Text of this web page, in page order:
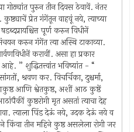
गोठ्यांत पुरुन तीन दिवस ठेवावें. नंतर
प्रेत गंगेंतून वाहवूं नये, त्याच्या
पूर्ण करुन विधीनें
करुन गंगेंत त्या अस्थि टाकाव्या.
करावीं. असा हा प्रकार
आहे. ” शुद्धितत्त्वांत भविष्यांत - “
श्रवण कर. विचर्चिका, दुश्चर्मा,
आणि श्वेतकुष्ठ, अशीं आठ कुष्ठें
कुष्ठरोगी मृत असतां त्याचा देह
त्याला पिंड देऊं नये, उदक देऊं नये व
किंवा तीन महिने कुष्ठ असलेला रोगी जर